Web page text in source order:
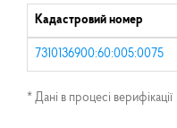
Кадастровий номер
7310136900:60:005:0075
* Дані в процесі верифікації